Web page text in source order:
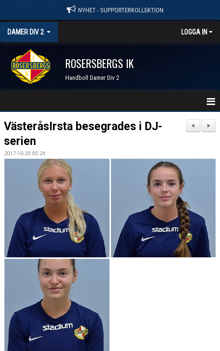
NYHET - SUPPORTERKOLLEKTION
DAMER DIV 2 LOGGA IN
ROSERSBERGS IK
Handboll Damer Div 2
STARTSIDA
NYHETER
SERIER & RESULTAT
KONTAKT
DOKUMENT
BILDGALLERI
>
<
VästeråsIrsta besegrades i DJ-
serien
2017-10-20 05:24